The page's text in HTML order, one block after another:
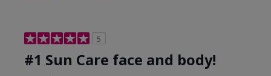
5
#1 Sun Care face and body!